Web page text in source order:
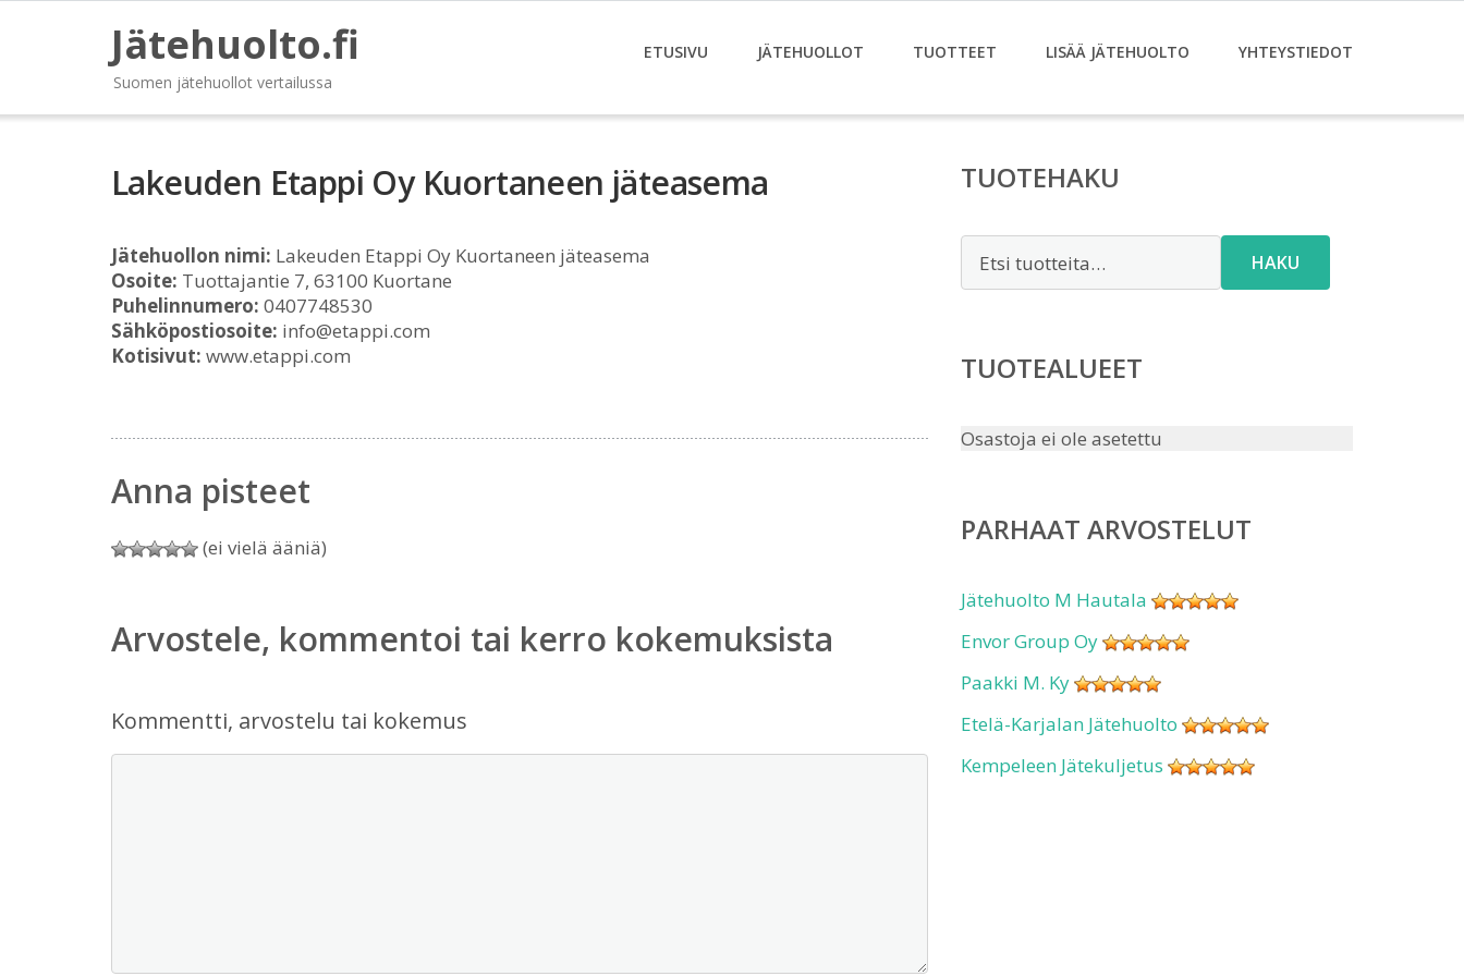
Jätehuolto.fi
Suomen jätehuollot vertailussa
ETUSIVU JÄTEHUOLLOT TUOTTEET LISÄÄ JÄTEHUOLTO YHTEYSTIEDOT
Lakeuden Etappi Oy Kuortaneen jäteasema
Jätehuollon nimi: Lakeuden Etappi Oy Kuortaneen jäteasema
Osoite: Tuottajantie 7, 63100 Kuortane
Puhelinnumero: 0407748530
Sähköpostiosoite: info@etappi.com
Kotisivut: www.etappi.com
Anna pisteet
(ei vielä ääniä)
Arvostele, kommentoi tai kerro kokemuksista
Kommentti, arvostelu tai kokemus
TUOTEHAKU
HAKU
TUOTEALUEET
Osastoja ei ole asetettu
PARHAAT ARVOSTELUT
Jätehuolto M Hautala
Envor Group Oy
Paakki M. Ky
Etelä-Karjalan Jätehuolto
Kempeleen Jätekuljetus